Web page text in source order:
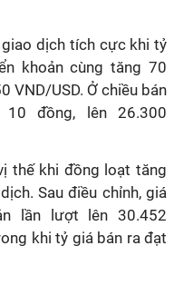
dịch tích cực khi tỷ
khoản cùng tăng 70
VND/USD. Ở chiều bán
đồng, lên 26.300
thế khi đồng loạt tăng
Sau điều chỉnh, giá
lần lượt lên 30.452
khi tỷ giá bán ra đạt